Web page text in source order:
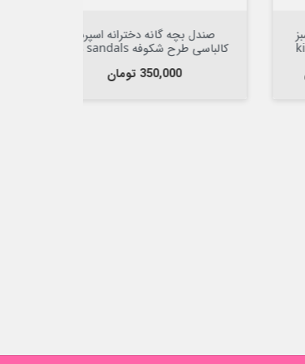
صندل بچه گانه دخترانه اسپرت
کالباسی طرح شکوفه kids sandals